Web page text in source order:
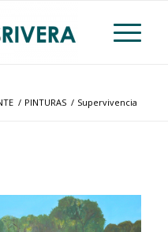
/ PINTURAS / Supervivencia